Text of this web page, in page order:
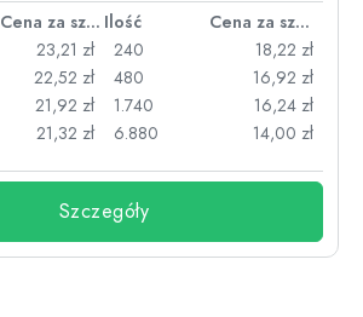
Cena za sztukę Ilość
Cena za sztukę
23,21 zł
22,52 zł
21,92 zł
21,32 zł
240
18,22 zł
480
16,92 zł
1.740
16,24 zł
6.880
14,00 zł
Szczegóły